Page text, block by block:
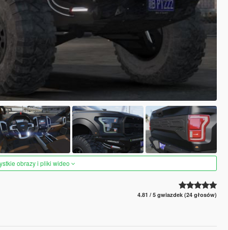
obrazy i pliki wideo
4.81 / 5 gwiazdek (24 głosów)